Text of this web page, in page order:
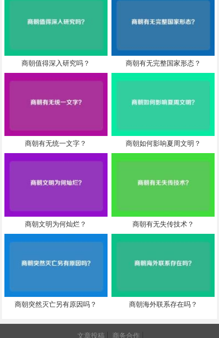
商朝值得深入研究吗？ 商朝有无完整国家形态？
商朝有无统一文字？ 商朝如何影响夏周文明？
商朝文明为何灿烂？ 商朝有无失传技术？
商朝突然灭亡另有原因吗？ 商朝海外联系存在吗？
文章投稿 商务合作